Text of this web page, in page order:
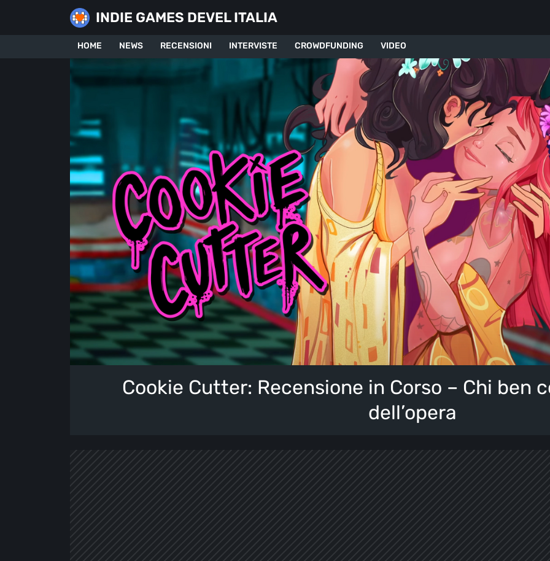
INDIE GAMES DEVEL ITALIA
HOME NEWS RECENSIONI INTERVISTE CROWDFUNDING VIDEO
Cookie Cutter: Recensione in Corso – Chi ben
dell’opera